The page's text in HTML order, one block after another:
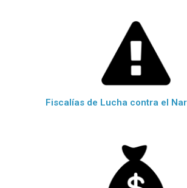
Fiscalías de Lucha contra el